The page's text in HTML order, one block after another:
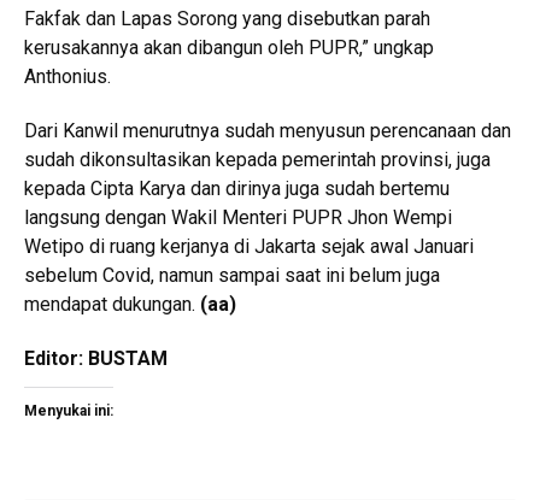
Fakfak dan Lapas Sorong yang disebutkan parah
kerusakannya akan dibangun oleh PUPR,” ungkap
Anthonius.
Dari Kanwil menurutnya sudah menyusun perencanaan dan
sudah dikonsultasikan kepada pemerintah provinsi, juga
kepada Cipta Karya dan dirinya juga sudah bertemu
langsung dengan Wakil Menteri PUPR Jhon Wempi
Wetipo di ruang kerjanya di Jakarta sejak awal Januari
sebelum Covid, namun sampai saat ini belum juga
mendapat dukungan. (aa)
Editor: BUSTAM
Menyukai ini: